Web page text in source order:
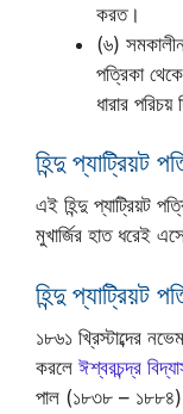
করত।
(৬)
পত্রিকা
ধারার পরিচয়
হিন্দু প্যাট্রিয়ট
এই হিন্দু প্যাট্রিয়ট
মুখার্জির হাত ধরেই
হিন্দু প্যাট্রিয়ট
১৮৬১ খ্রিস্টাব্দের
করলে ঈশ্বরচন্দ্র
পাল (১৮৩৮ –